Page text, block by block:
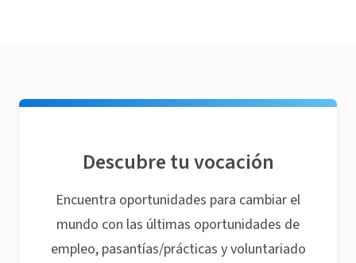
Descubre tu vocación
Encuentra oportunidades para cambiar el
mundo con las últimas oportunidades de
empleo, pasantías/prácticas y voluntariado